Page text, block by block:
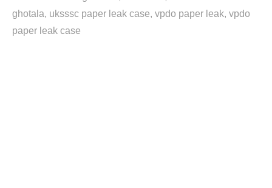
ghotala uksssc paper leak case vpdo paper leak vpdo
paper leak case